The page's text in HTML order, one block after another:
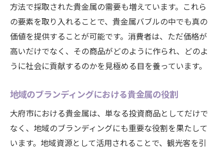
方法で採取された貴金属の需要も増えています。これら
の要素を取り入れることで、貴金属バブルの中でも真の
価値を提供することが可能です。消費者は、ただ価格が
高いだけでなく、その商品がどのように作られ、どのよ
うに社会に貢献するのかを見極める目を養っています。
地域のブランディングにおける貴金属の役割
大府市における貴金属は、単なる投資商品としてだけで
なく、地域のブランディングにも重要な役割を果たして
います。地域資源として活用されることで、観光客を引